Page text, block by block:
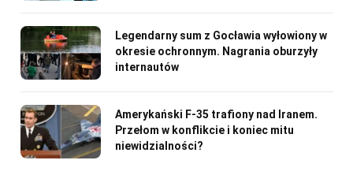
Legendarny sum z Gocławia wyłowiony w
okresie ochronnym. Nagrania oburzyły
internautów
Amerykański F-35 trafiony nad Iranem.
Przełom w konflikcie i koniec mitu
niewidzialności?